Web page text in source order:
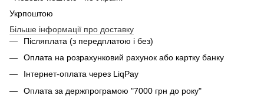
Укрпоштою
Більше інформації про доставку
Післяплата (з передплатою і без)
Оплата на розрахунковий рахунок або картку банку
Інтернет-оплата через LiqPay
Оплата за держпрограмою "7000 грн до року"